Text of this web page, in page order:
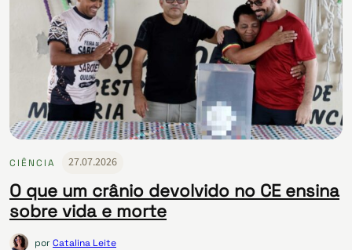
CIÊNCIA 27.07.2026
O que um crânio devolvido no CE ensina
sobre vida e morte
porCatalina Leite